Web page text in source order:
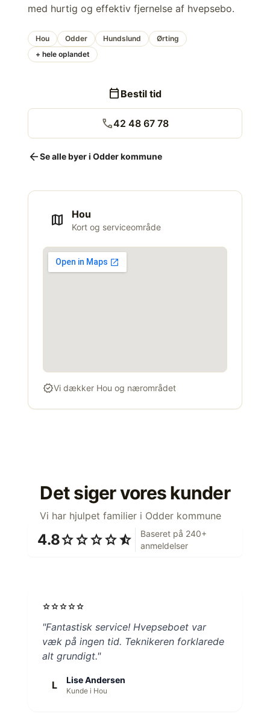
med hurtig og effektiv fjernelse af hvepsebo.
Hou Odder Hundslund
Ørting
+ hele oplandet
calendar_today Bestil tid
call42 48 67 78
arrow_backSe alle byer i Odder kommune
map Hou
Kort og serviceområde
verifiedVi dækker Hou og nærområdet
Det siger vores kunder
Vi har hjulpet familier i Odder kommune
4.8starstarstarstarstar_half
Baseret på 240+
anmeldelser
starstarstarstarstar
"Fantastisk service! Hvepseboet var
væk på ingen tid. Teknikeren forklarede
alt grundigt."
L Lise Andersen
Kunde i Hou